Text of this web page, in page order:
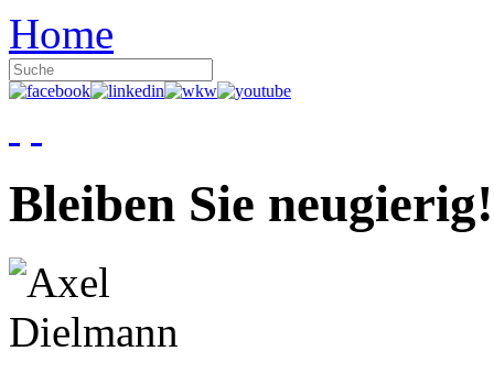
Home
Bleiben Sie neugierig!